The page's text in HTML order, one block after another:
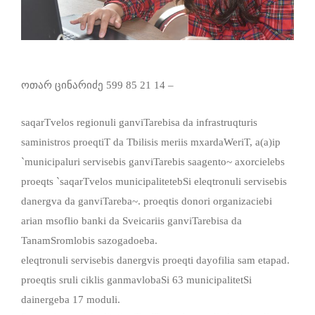
ოთარ ცინარიძე 599 85 21 14 –
saqarTvelos regionuli ganviTarebisa da infrastruqturis
saministros proeqtiT da Tbilisis meriis mxardaWeriT, a(a)ip
`municipaluri servisebis ganviTarebis saagento~ axorcielebs
proeqts `saqarTvelos municipalitetebSi eleqtronuli servisebis
danergva da ganviTareba~. proeqtis donori organizaciebi
arian msoflio banki da Sveicariis ganviTarebisa da
TanamSromlobis sazogadoeba.
eleqtronuli servisebis danergvis proeqti dayofilia sam etapad.
proeqtis sruli ciklis ganmavlobaSi 63 municipalitetSi
dainergeba 17 moduli.